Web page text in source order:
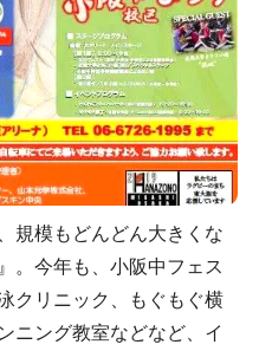
規模もどんどん大きくな
。今年も、小阪中フェス
クリニック、もぐもぐ横
ニング教室などなど、イ